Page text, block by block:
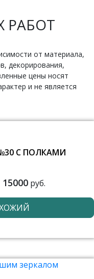
РАБОТ
от материала,
декорирования,
цены носят
и не является
С ПОЛКАМИ
15000руб.